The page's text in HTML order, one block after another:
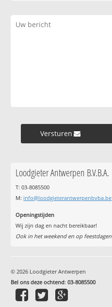
Versturen »
Loodgieter Antwerpen B.V.B.A.
T: 03-8085500
M: info@loodgieterantwerpenbvba.be
Openingstijden
Wij zijn dag en nacht bereikbaar!
Ook in het weekend en op feestdagen
© 2026 Loodgieter Antwerpen
Bel ons deze ochtend:03-8085500